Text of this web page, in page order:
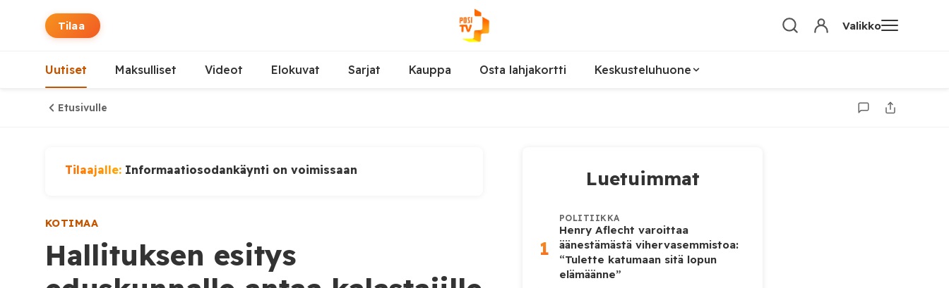
Tilaa Valikko
Uutiset Maksulliset Videot Elokuvat Sarjat Kauppa Osta lahjakortti Keskusteluhuone
Etusivulle
Tilaajalle: Informaatiosodankäynti on voimissaan
KOTIMAA
Hallituksen esitys
Luetuimmat
1
POLITIIKKA
Henry Aflecht varoittaa
äänestämästä vihervasemmistoa:
“Tulette katumaan sitä lopun
elämäänne”